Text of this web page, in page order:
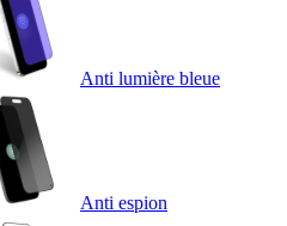
Anti lumière bleue
Anti espion